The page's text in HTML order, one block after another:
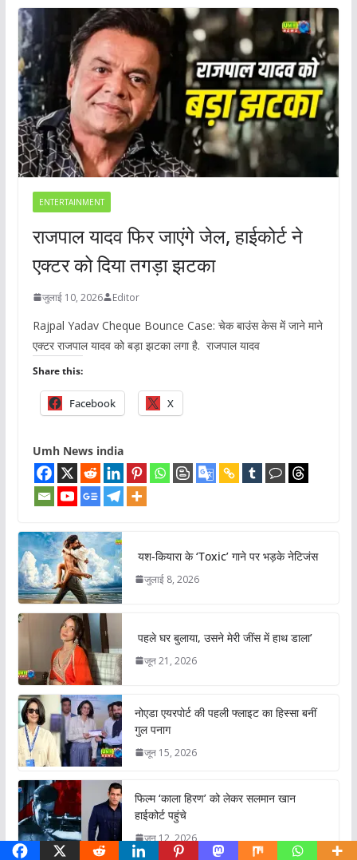
ENTERTAINMENT
राजपाल यादव फिर जाएंगे जेल, हाईकोर्ट ने
एक्टर को दिया तगड़ा झटका
जुलाई 10, 2026 Editor
Rajpal Yadav Cheque Bounce Case: चेक बाउंस केस में जाने माने
एक्टर राजपाल यादव को बड़ा झटका लगा है. राजपाल यादव
Share this:
Facebook X
Umh News india
यश-कियारा के ‘Toxic’ गाने पर भड़के नेटिजंस
जुलाई 8, 2026
पहले घर बुलाया, उसने मेरी जींस में हाथ डाला’
जून 21, 2026
नोएडा एयरपोर्ट की पहली फ्लाइट का हिस्सा बनीं
गुल पनाग
जून 15, 2026
फिल्म ‘काला हिरण’ को लेकर सलमान खान
हाईकोर्ट पहुंचे
जून 12, 2026